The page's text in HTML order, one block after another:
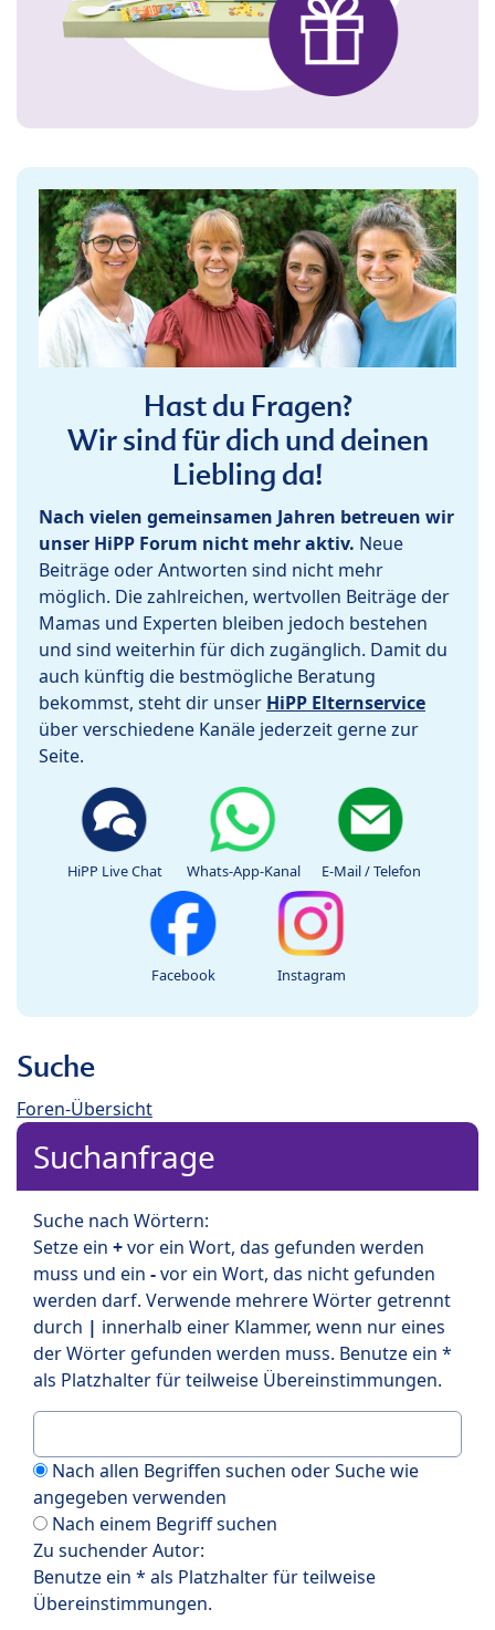
Hast du Fragen?
Wir sind für dich und deinen
Liebling da!
Nach vielen gemeinsamen Jahren betreuen wir
unser HiPP Forum nicht mehr aktiv. Neue
Beiträge oder Antworten sind nicht mehr
möglich. Die zahlreichen, wertvollen Beiträge der
Mamas und Experten bleiben jedoch bestehen
und sind weiterhin für dich zugänglich. Damit du
auch künftig die bestmögliche Beratung
bekommst, steht dir unser HiPP Elternservice
über verschiedene Kanäle jederzeit gerne zur
Seite.
HiPP Live Chat Whats-App-Kanal E-Mail / Telefon
Facebook Instagram
Suche
Foren-Übersicht
Suchanfrage
Suche nach Wörtern:
Setze ein +vor ein Wort, das gefunden werden
muss und ein -vor ein Wort, das nicht gefunden
werden darf. Verwende mehrere Wörter getrennt
durch | innerhalb einer Klammer, wenn nur eines
der Wörter gefunden werden muss. Benutze ein *
als Platzhalter für teilweise Übereinstimmungen.
Nach allen Begriffen suchen oder Suche wie
angegeben verwenden
Nach einem Begriff suchen
Zu suchender Autor:
Benutze ein * als Platzhalter für teilweise
Übereinstimmungen.